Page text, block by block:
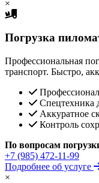
×
Погрузка
Профессиональная
транспорт. Быстро,
Спецтехника
Аккуратное
Контроль
По вопросам
+7 (985) 472-11-99
Подробнее об услуге
×